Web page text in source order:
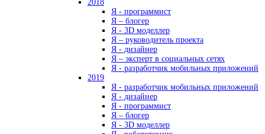
2018
Я - программист
Я – блогер
Я - 3D моделлер
Я – руководитель проекта
Я - дизайнер
Я – эксперт в социальных сетях
Я - разработчик мобильных приложений
2019
Я - разработчик мобильных приложений
Я - дизайнер
Я - программист
Я – блогер
Я - 3D моделлер